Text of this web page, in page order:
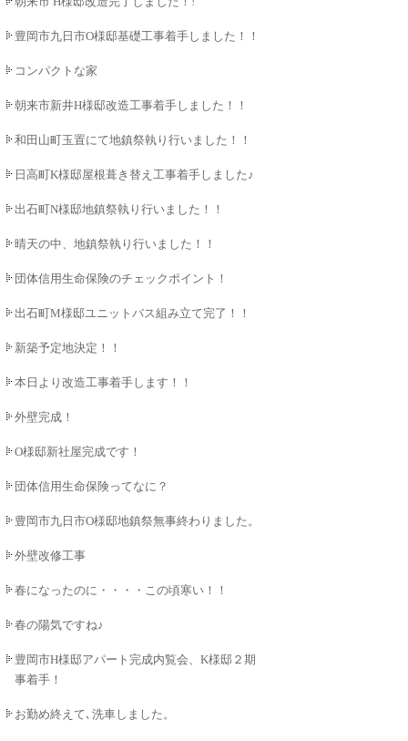
豊岡市九日市O様邸基礎工事着手しました！！
コンパクトな家
朝来市新井H様邸改造工事着手しました！！
和田山町玉置にて地鎮祭執り行いました！！
日高町K様邸屋根葺き替え工事着手しました♪
出石町N様邸地鎮祭執り行いました！！
晴天の中、地鎮祭執り行いました！！
団体信用生命保険のチェックポイント！
出石町M様邸ユニットバス組み立て完了！！
新築予定地決定！！
本日より改造工事着手します！！
外壁完成！
O様邸新社屋完成です！
団体信用生命保険ってなに？
豊岡市九日市O様邸地鎮祭無事終わりました。
外壁改修工事
春になったのに・・・・この頃寒い！！
春の陽気ですね♪
豊岡市H様邸アパート完成内覧会、K様邸２期工
事着手！
お勤め終えて､洗車しました。